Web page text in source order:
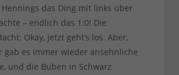
Hennings das Ding mit links über
– endlich das 1:0! Die
Okay, jetzt geht’s los. Aber,
gab es immer wieder ansehnliche
und die Buben in Schwarz